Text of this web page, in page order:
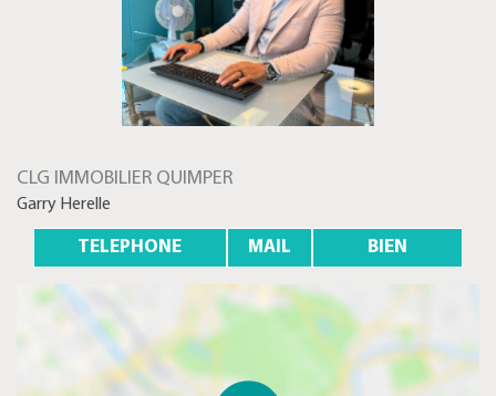
CLG IMMOBILIER QUIMPER
Garry Herelle
TELEPHONE MAIL BIEN